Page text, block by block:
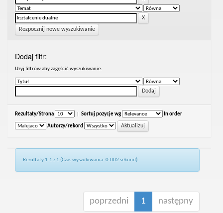
Rozpocznij nowe wyszukiwanie
Dodaj filtr:
Uzyj filtrów aby zagęścić wyszukiwanie.
Rezultaty/Strona Sortuj pozycje wg In order
Autorzy/rekord
Rezultaty 1-1 z 1 (Czas wyszukiwania: 0.002 sekund).
poprzedni 1 następny